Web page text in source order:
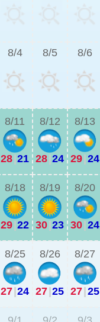
8/4 8/5 8/6
8/11
28|21
8/12
28|24
8/13
29|24
8/18
29|22
8/19
30|23
8/20
30|24
8/25
27|24
8/26
27|25
8/27
27|25